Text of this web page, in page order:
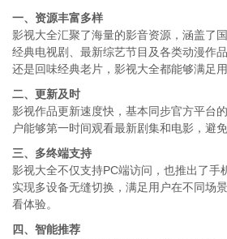
一、资源丰富多样
影视大全汇聚了海量的影音资源，涵盖了
经典电视剧、最新综艺节目及各类动漫作
还是回味经典老片，影视大全都能够满足用
二、更新及时
影视作品更新速度快，基本同步官方平台
户能够第一时间观看最新剧集和电影，避免
三、多终端支持
影视大全不仅支持PC端访问，也推出了手
实现多设备无缝切换，满足用户在不同场
看体验。
四、智能推荐